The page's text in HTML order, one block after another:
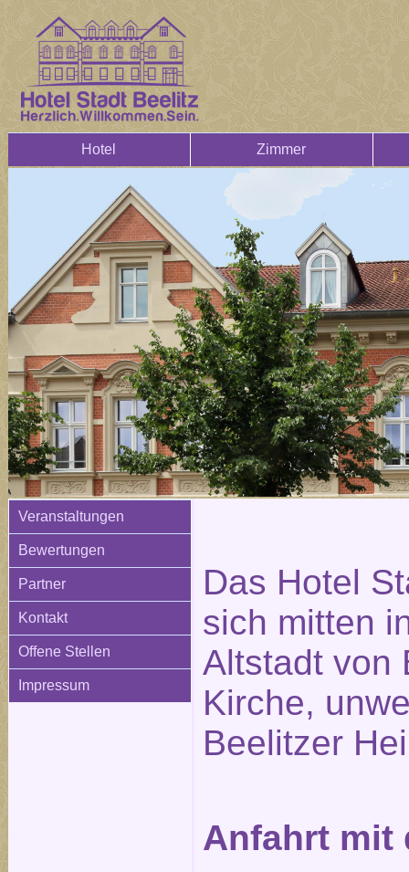
Hotel Zimmer
Veranstaltungen
Bewertungen
Partner
Kontakt
Offene Stellen
Impressum
Das Hotel
sich mitten
Altstadt von
Kirche,
Beelitzer
Anfahrt mit